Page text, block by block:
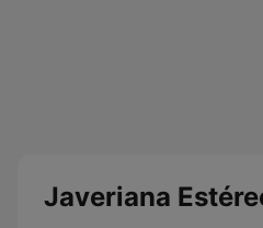
Javeriana